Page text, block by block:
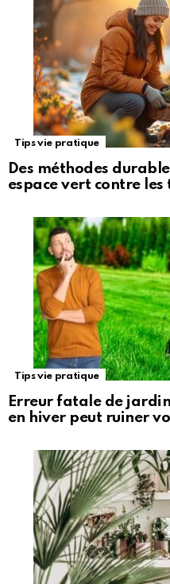
Tips vie pratique
Des méthodes
espace vert contre
Tips vie pratique
Erreur fatale de
en hiver peut ruiner